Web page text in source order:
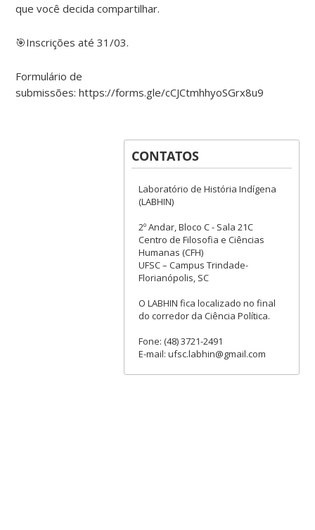
que você decida compartilhar.
🎯Inscrições até 31/03.
Formulário de
submissões: https://forms.gle/cCJCtmhhyoSGrx8u9
CONTATOS
Laboratório de História Indígena
(LABHIN)
2º Andar, Bloco C - Sala 21C
Centro de Filosofia e Ciências
Humanas (CFH)
UFSC – Campus Trindade-
Florianópolis, SC
O LABHIN fica localizado no final
do corredor da Ciência Política.
Fone: (48) 3721-2491
E-mail: ufsc.labhin@gmail.com